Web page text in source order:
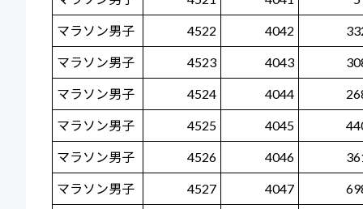
マラソン男子 4522 4042
マラソン男子 4523 4043
マラソン男子 4524 4044
マラソン男子 4525 4045
マラソン男子 4526 4046
マラソン男子 4527 4047